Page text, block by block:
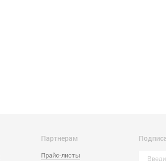
Партнерам
Прайс-листы